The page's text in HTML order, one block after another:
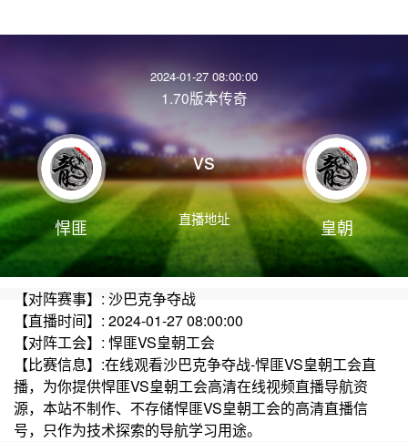
2024-01-27 08:00:00
1.70版本传奇
悍匪
vs
直播地址 皇朝
【对阵赛事】: 沙巴克争夺战
【直播时间】: 2024-01-27 08:00:00
【对阵工会】: 悍匪VS皇朝工会
【比赛信息】:在线观看沙巴克争夺战-悍匪VS皇朝工会直
播，为你提供悍匪VS皇朝工会高清在线视频直播导航资
源，本站不制作、不存储悍匪VS皇朝工会的高清直播信
号，只作为技术探索的导航学习用途。